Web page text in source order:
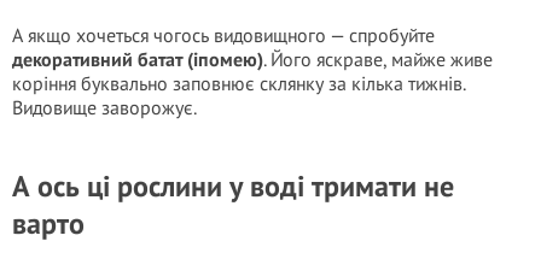
А якщо хочеться чогось видовищного — спробуйте
декоративний батат (іпомею). Його яскраве, майже живе
коріння буквально заповнює склянку за кілька тижнів.
Видовище заворожує.
А ось ці рослини у воді тримати не
варто